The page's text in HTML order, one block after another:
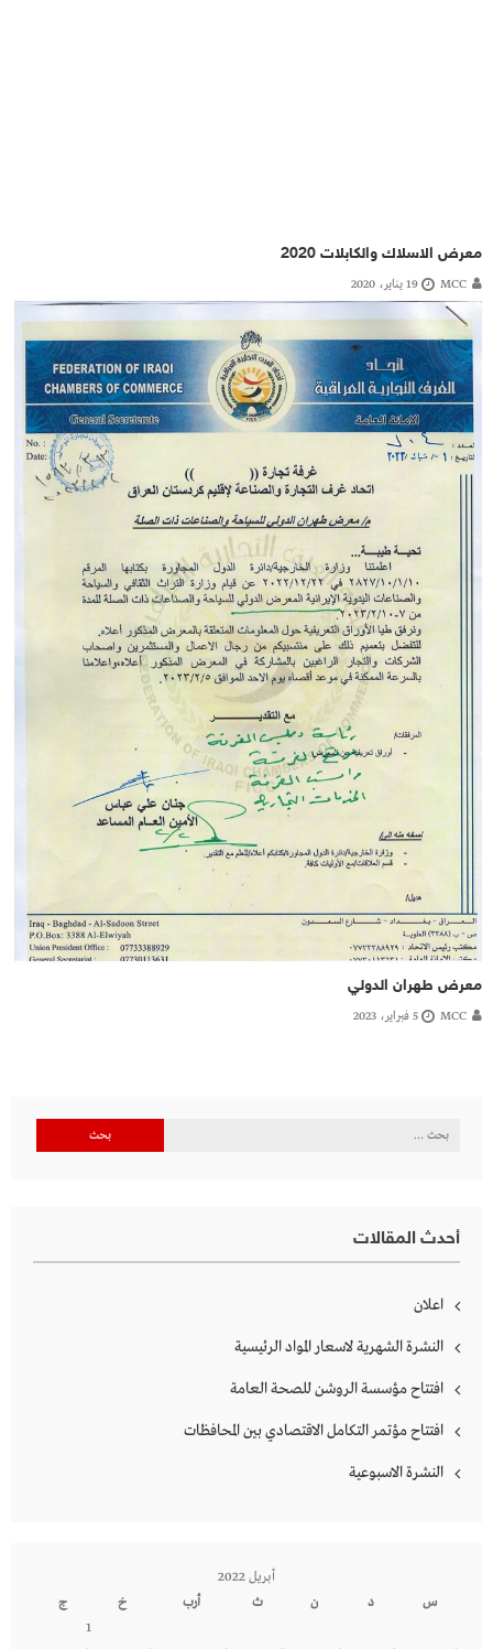
معرض الاسلاك والكابلات 2020
MCC 19 يناير، 2020
معرض طهران الدولي
MCC 5 فبراير، 2023
البحث
أحدث المقالات
اعلان
النشرة الشهرية لاسعار المواد الرئيسية
افتتاح مؤسسة الروشن للصحة العامة
افتتاح مؤتمر التكامل الاقتصادي بين المحافظات
النشرة الاسبوعية
أبريل 2022
س
د ن ث أرب خ
ج
1